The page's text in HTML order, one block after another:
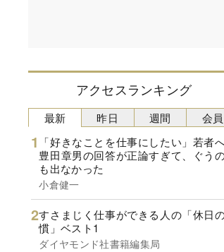
アクセスランキング
最新
「好きなことを仕事にしたい」若者
豊田章男の回答が正論すぎて、ぐう
も出なかった
小倉健一
すさまじく仕事ができる人の「休日
慣」ベスト1
ダイヤモンド社書籍編集局
昨日 週間 会員